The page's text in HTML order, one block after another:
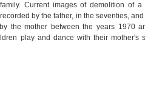
Current images of demolition of a
by the father, in the seventies,
the mother between the years 1970
play and dance with their mother's